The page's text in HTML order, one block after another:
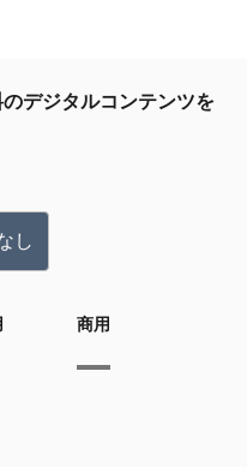
デジタルコンテンツを
し
商用